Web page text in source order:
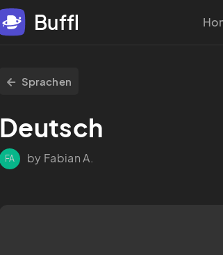
Buffl
Sprachen
Deutsch
FA by Fabian A.